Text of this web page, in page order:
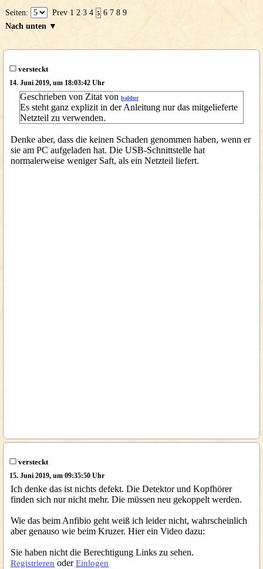
Seiten: Prev 1 2 3 4 5 6 7 8 9
Nach unten ▼
versteckt
14. Juni 2019, um 18:03:42 Uhr
Geschrieben von Zitat von baldur
Es steht ganz explizit in der Anleitung nur das mitgelieferte
Netzteil zu verwenden.
Denke aber, dass die keinen Schaden genommen haben, wenn er
sie am PC aufgeladen hat. Die USB-Schnittstelle hat
normalerweise weniger Saft, als ein Netzteil liefert.
versteckt
15. Juni 2019, um 09:35:50 Uhr
Ich denke das ist nichts defekt. Die Detektor und Kopfhörer
finden sich nur nicht mehr. Die müssen neu gekoppelt werden.
Wie das beim Anfibio geht weiß ich leider nicht, wahrscheinlich
aber genauso wie beim Kruzer. Hier ein Video dazu:
Sie haben nicht die Berechtigung Links zu sehen.
Registrieren oderEinlogen